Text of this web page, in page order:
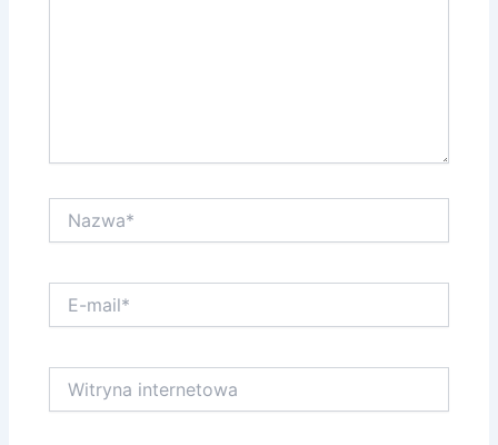
mail*
internetowa